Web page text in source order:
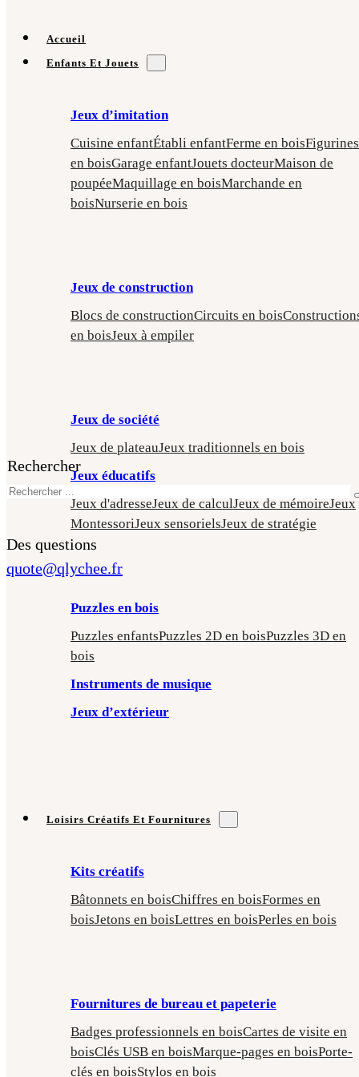
Rechercher
Des questions
quote@qlychee.fr
Accueil
Enfants Et Jouets
Jeux d’imitation
Cuisine enfantÉtabli enfantFerme en boisFigurines
en boisGarage enfantJouets docteurMaison de
poupéeMaquillage en boisMarchande en
boisNurserie en bois
Jeux de construction
Blocs de constructionCircuits en bois
en boisJeux à empiler
Jeux de société
Jeux de plateauJeux traditionnels en bois
Jeux éducatifs
Jeux d'adresseJeux de calculJeux de mémoireJeux
MontessoriJeux sensorielsJeux de stratégie
Puzzles en bois
Puzzles enfantsPuzzles 2D en boisPuzzles 3D en
bois
Instruments de musique
Jeux d’extérieur
Loisirs Créatifs Et Fournitures
Kits créatifs
Bâtonnets en boisChiffres en boisFormes en
boisJetons en boisLettres en boisPerles en bois
Fournitures de bureau et papeterie
Badges professionnels en boisCartes de visite en
boisClés USB en boisMarque-pages en boisPorte-
clés en boisStylos en bois